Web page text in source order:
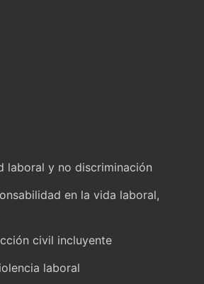
laboral y no discriminación
en la vida laboral,
civil incluyente
laboral